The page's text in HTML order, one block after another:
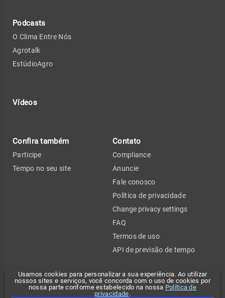
Usamos cookies para personalizar a sua experiência. Ao utilizar
nossos sites e serviços, você concorda com o uso de cookies por
nossa parte conforme estabelecido na nossa Política de
privacidade.
Podcasts
O Clima Entre Nós
Agrotalk
EstúdioAgro
Vídeos
Confira também
Participe
Tempo no seu site
Contato
Compliance
Anuncie
Fale conosco
Política de privacidade
Change privacy settings
FAQ
Termos de uso
API de previsão de tempo